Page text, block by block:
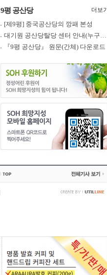
9평 공산당 더보기
[제9평] 중국공산당의 깡패 본성
대기원 공산당탈당 센터 안내(누구나 쉽게 退黨, 退團, 退隊 가능)
『9평 공산당』 원문(간체) 다운로드